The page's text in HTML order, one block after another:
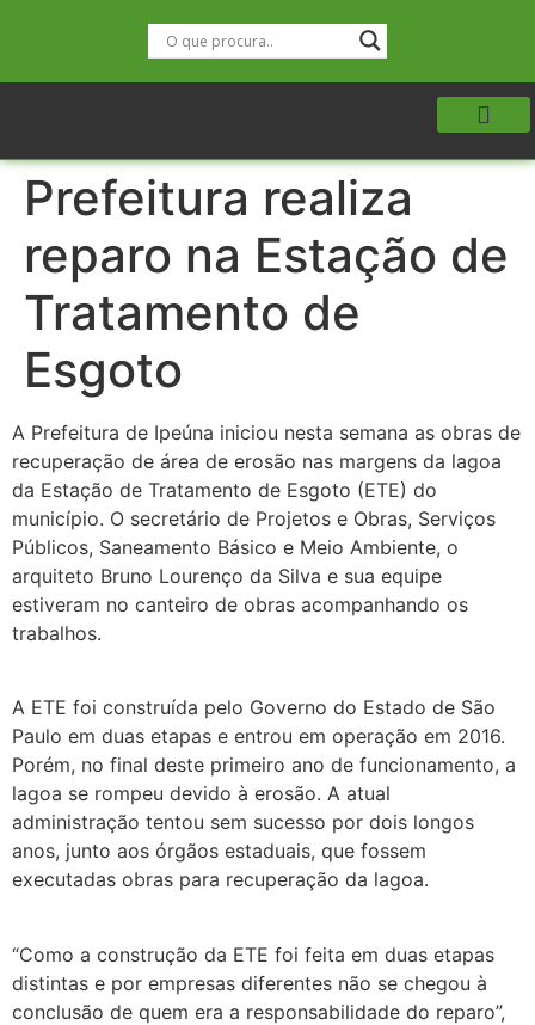
Prefeitura realiza
reparo na Estação de
Tratamento de
Esgoto
A Prefeitura de Ipeúna iniciou nesta semana as obras de
recuperação de área de erosão nas margens da lagoa
da Estação de Tratamento de Esgoto (ETE) do
município. O secretário de Projetos e Obras, Serviços
Públicos, Saneamento Básico e Meio Ambiente, o
arquiteto Bruno Lourenço da Silva e sua equipe
estiveram no canteiro de obras acompanhando os
trabalhos.
A ETE foi construída pelo Governo do Estado de São
Paulo em duas etapas e entrou em operação em 2016.
Porém, no final deste primeiro ano de funcionamento, a
lagoa se rompeu devido à erosão. A atual
administração tentou sem sucesso por dois longos
anos, junto aos órgãos estaduais, que fossem
executadas obras para recuperação da lagoa.
“Como a construção da ETE foi feita em duas etapas
distintas e por empresas diferentes não se chegou à
conclusão de quem era a responsabilidade do reparo”,